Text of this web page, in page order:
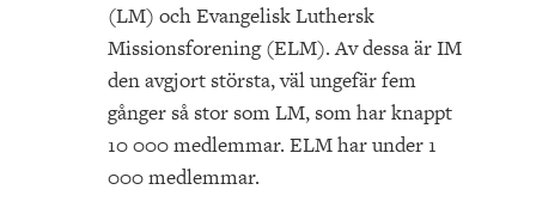
(LM) och Evangelisk Luthersk
Missionsforening (ELM). Av dessa är IM
den avgjort största, väl ungefär fem
gånger så stor som LM, som har knappt
10 000 medlemmar. ELM har under 1
000 medlemmar.